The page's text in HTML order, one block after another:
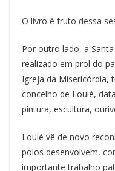
O livro é fruto dessa
Por outro lado, a
realizado em prol do
Igreja da Misericórdia,
concelho de Loulé,
pintura, escultura,
Loulé vê de novo
polos desenvolvem,
importante trabalho